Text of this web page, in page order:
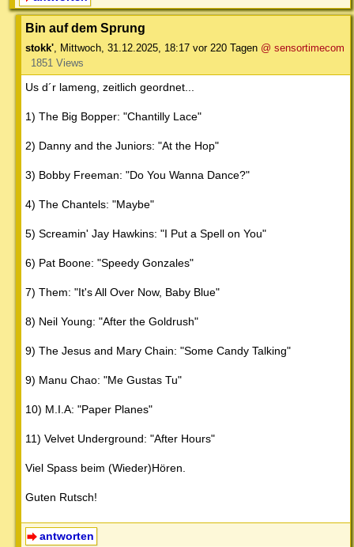
Bin auf dem Sprung
stokk', Mittwoch, 31.12.2025, 18:17 vor 220 Tagen @ sensortimecom
1851 Views
Us d´r lameng, zeitlich geordnet...
1) The Big Bopper: "Chantilly Lace"
2) Danny and the Juniors: "At the Hop"
3) Bobby Freeman: "Do You Wanna Dance?"
4) The Chantels: "Maybe"
5) Screamin' Jay Hawkins: "I Put a Spell on You"
6) Pat Boone: "Speedy Gonzales"
7) Them: "It's All Over Now, Baby Blue"
8) Neil Young: "After the Goldrush"
9) The Jesus and Mary Chain: "Some Candy Talking"
9) Manu Chao: "Me Gustas Tu"
10) M.I.A: "Paper Planes"
11) Velvet Underground: "After Hours"
Viel Spass beim (Wieder)Hören.
Guten Rutsch!
antworten